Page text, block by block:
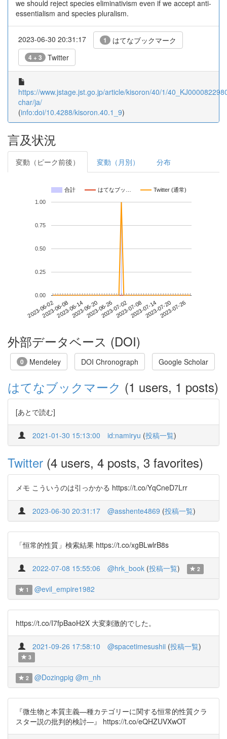
we should reject species eliminativism even if we accept anti-
essentialism and species pluralism.
2023-06-30 20:31:17 1 はてなブックマーク
4 + 3 Twitter
https://www.jstage.jst.go.jp/article/kisoron/40/1/
char/ja/
(info:doi/10.4288/kisoron.40.1_9)
言及状況
変動（ピーク前後） 変動（月別） 分布
合計 はてなブッ… Twitter (通常)
2023-06-022023-06-082023-06-142023-06-202023-06-262023-07-022023-07-082023-07-142023-07-202023-07-26
0.00
0.25
0.50
0.75
1.00
外部データベース (DOI)
0 Mendeley DOI Chronograph Google Scholar
はてなブックマーク (1 users, 1 posts)
[あとで読む]
2021-01-30 15:13:00 id:namiryu (投稿一覧)
Twitter (4 users, 4 posts, 3 favorites)
メモ こういうのは引っかかる https://t.co/YqCneD7Lrr
2023-06-30 20:31:17 @asshente4869 (投稿一覧)
「恒常的性質」検索結果 https://t.co/xgBLwlrB8s
2022-07-08 15:55:06 @hrk_book (投稿一覧) 2
1 @evil_empire1982
https://t.co/I7fpBaoH2X 大変刺激的でした。
2021-09-26 17:58:10 @spacetimesushii (投稿一覧)
3
2 @Dozingpig @m_nh
『微生物と本質主義—種カテゴリーに関する恒常的性質クラ
スター説の批判的検討—』 https://t.co/eQHZUVXwOT